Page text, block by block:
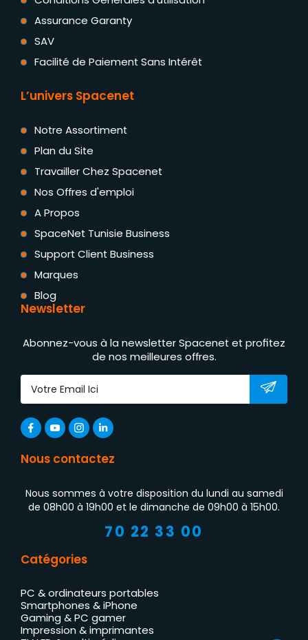
Assurance Garanty
SAV
Facilité de Paiement Sans Intérêt
L’univers Spacenet
Notre Assortiment
Plan du Site
Travailler Chez Spacenet
Nos Offres d'emploi
A Propos
SpaceNet Tunisie Business
Support Client Business
Marques
Blog
Newsletter
Abonnez-vous à la newsletter Spacenet et profitez
de nos meilleures offres.
Nous contactez
Nous sommes à votre disposition du lundi au samedi
de 08h00 à 19h00 et le dimanche de 09h00 à 15h00.
70 22 33 00
Catégories
PC & ordinateurs portables
Smartphones & iPhone
Gaming & PC gamer
Impression & imprimantes